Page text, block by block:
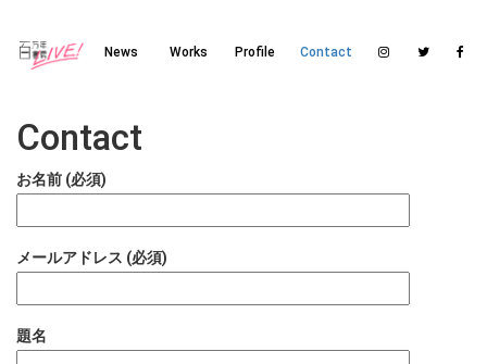
News Works Profile Contact
Contact
お名前 (必須)
メールアドレス (必須)
題名